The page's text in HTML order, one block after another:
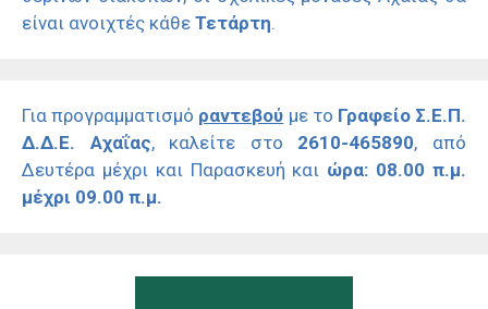
είναι ανοιχτές κάθε Τετάρτη.
Για προγραμματισμό ραντεβού με το Γραφείο Σ.Ε.Π.
Δ.Δ.Ε. Αχαΐας, καλείτε στο 2610-465890, από
Δευτέρα μέχρι και Παρασκευή και ώρα: 08.00 π.μ.
μέχρι 09.00 π.μ.